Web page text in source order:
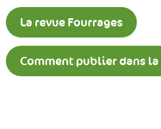
La revue Fourrages
Comment publier dans la